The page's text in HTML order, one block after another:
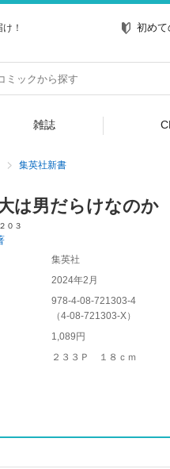
！ 初めて
雑誌
集英社新書
は男だらけなのか
０３
集英社
2024年2月
978-4-08-721303-4
（4-08-721303-X）
1,089円
２３３Ｐ １８ｃｍ